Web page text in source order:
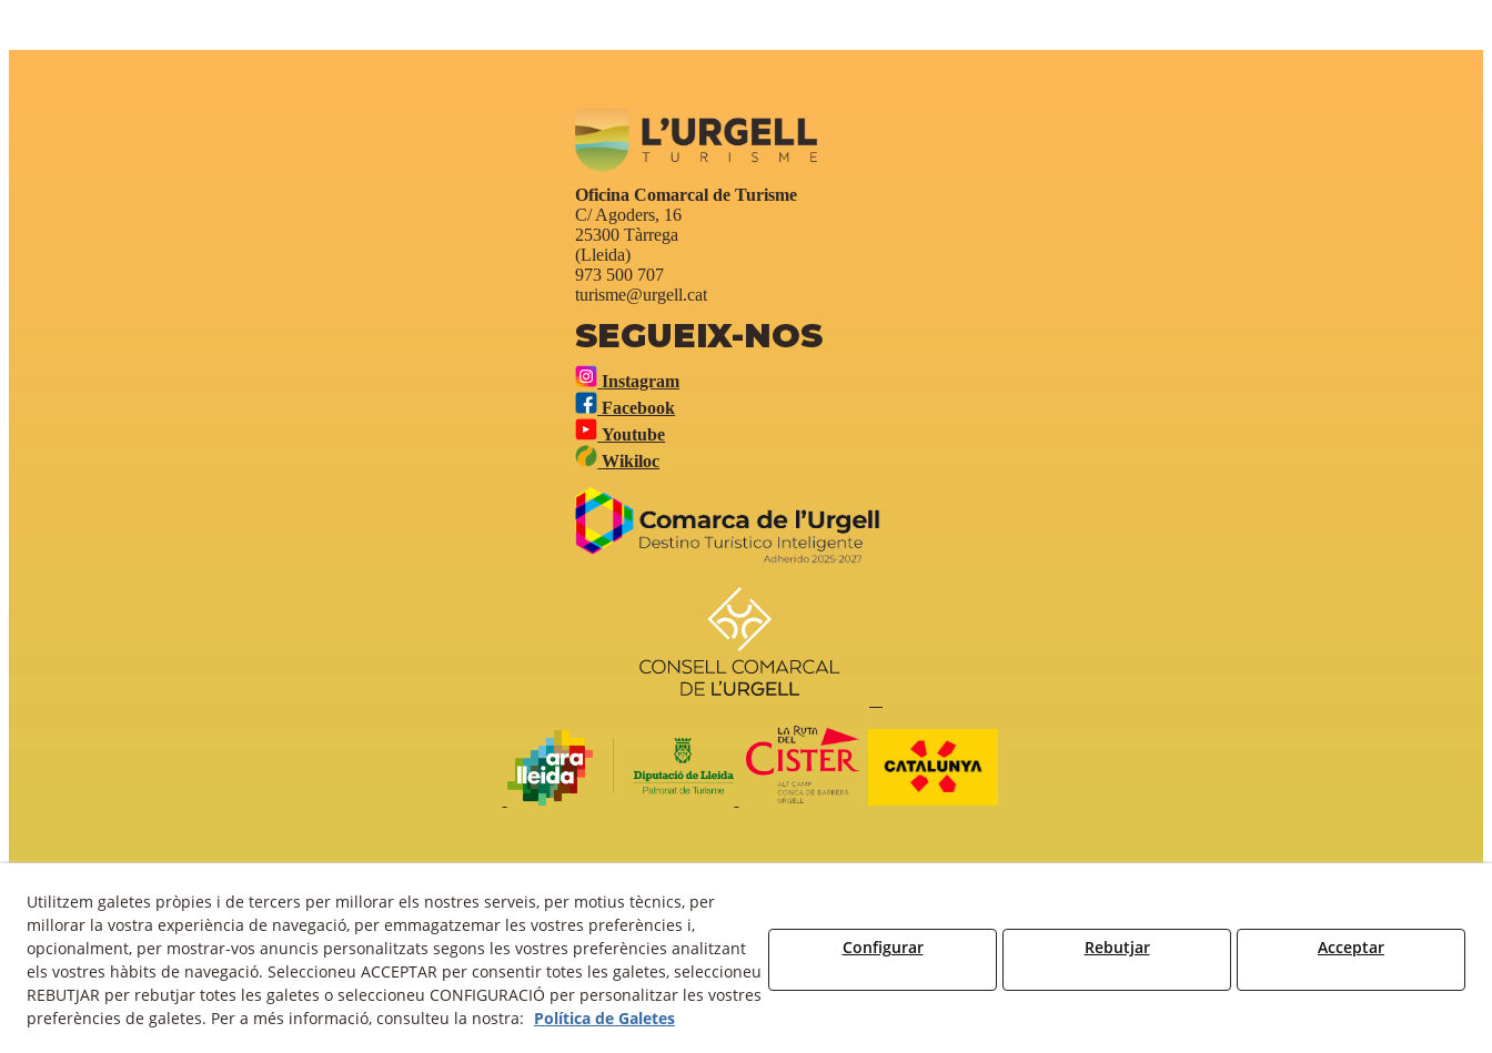
Oficina Comarcal de Turisme
C/ Agoders, 16
25300 Tàrrega
(Lleida)
973 500 707
turisme@urgell.cat
SEGUEIX-NOS
Instagram
Facebook
Youtube
Wikiloc
Avís Legal Política Cookies
© 08/2026 Turisme Urgell - Tots els drets reservats.
Utilitzem galetes pròpies i de tercers per millorar els nostres serveis, per motius tècnics, per
millorar la vostra experiència de navegació, per emmagatzemar les vostres preferències i,
opcionalment, per mostrar-vos anuncis personalitzats segons les vostres preferències analitzant
els vostres hàbits de navegació. Seleccioneu ACCEPTAR per consentir totes les galetes, seleccioneu
REBUTJAR per rebutjar totes les galetes o seleccioneu CONFIGURACIÓ per personalitzar les vostres
preferències de galetes. Per a més informació, consulteu la nostra: Política de Galetes
Configurar Rebutjar Acceptar